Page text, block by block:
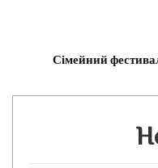
Сімейний